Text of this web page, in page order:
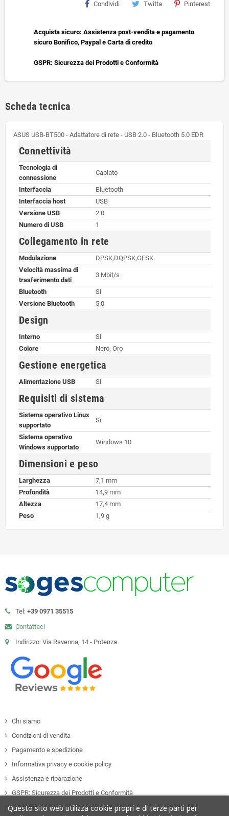
Condividi Twitta Pinterest
Acquista sicuro: Assistenza post-vendita e pagamento
sicuro Bonifico, Paypal e Carta di credito
GSPR: Sicurezza dei Prodotti e Conformità
Scheda tecnica
ASUS USB-BT500 - Adattatore di rete - USB 2.0 - Bluetooth 5.0 EDR
Connettività
Tecnologia di
connessione
Cablato
Interfaccia
Bluetooth
Interfaccia host
USB
Versione USB
2.0
Numero di USB
1
Collegamento in rete
Modulazione
DPSK,DQPSK,GFSK
Velocità massima di
trasferimento dati
3 Mbit/s
Bluetooth
Sì
Versione Bluetooth
5.0
Design
Interno
Sì
Colore
Nero, Oro
Gestione energetica
Alimentazione USB Sì
Requisiti di sistema
Sistema operativo Linux
supportato
Sì
Sistema operativo
Windows supportato
Windows 10
Dimensioni e peso
Larghezza
7,1 mm
Profondità
14,9 mm
Altezza
17,4 mm
Peso
1,9 g
Tel: +39 0971 35515
Contattaci
Indirizzo: Via Ravenna, 14 - Potenza
Chi siamo
Condizioni di vendita
Pagamento e spedizione
Informativa privacy e cookie policy
Assistenza e riparazione
GSPR: Sicurezza dei Prodotti e Conformità
Contattaci
Questo sito web utilizza cookie propri e di terze parti per